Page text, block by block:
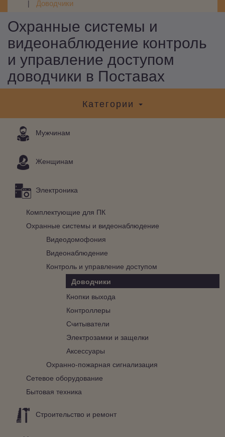
Доводчики
Охранные системы и
видеонаблюдение контроль
и управление доступом
доводчики в Поставах
Категории
Мужчинам
Женщинам
Электроника
Комплектующие для ПК
Охранные системы и видеонаблюдение
Видеодомофония
Видеонаблюдение
Контроль и управление доступом
Доводчики
Кнопки выхода
Контроллеры
Считыватели
Электрозамки и защелки
Аксессуары
Охранно-пожарная сигнализация
Сетевое оборудование
Бытовая техника
Строительство и ремонт